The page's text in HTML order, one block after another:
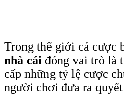
Trong thế giới cá cược
nhà cái đóng vai trò là
cấp những tỷ lệ cược
người chơi đưa ra